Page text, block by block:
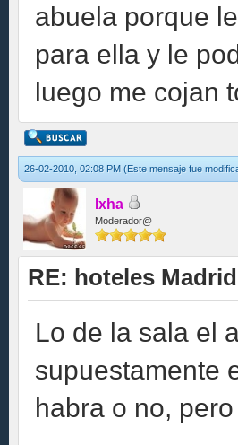
abuela porque
para ella y le
luego me cojan
26-02-2010, 02:08 PM (Este mensaje fue
Ixha
Moderador@
RE: hoteles
Lo de la sala el
supuestamente
habra o no,